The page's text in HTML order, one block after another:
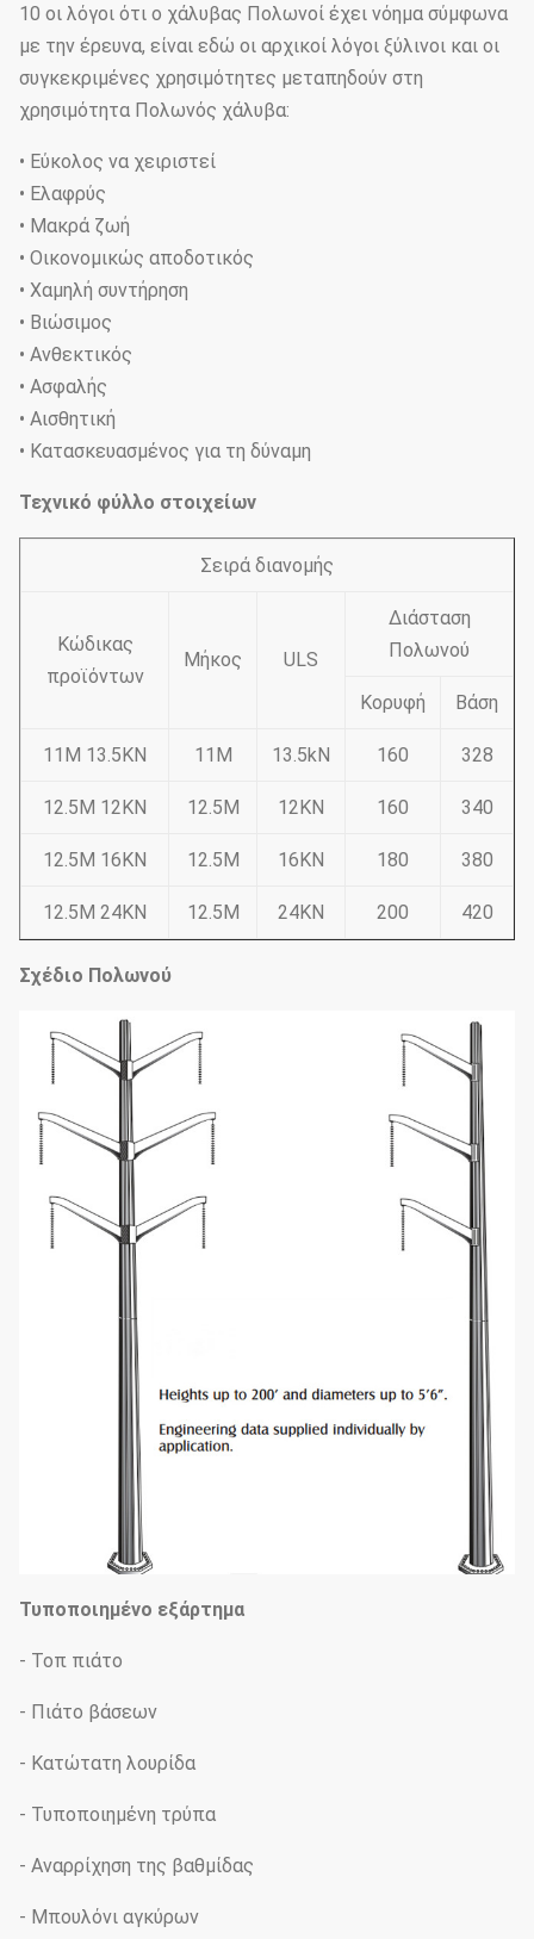
10 οι λόγοι ότι ο χάλυβας Πολωνοί έχει νόημα σύμφωνα
με την έρευνα, είναι εδώ οι αρχικοί λόγοι ξύλινοι και οι
συγκεκριμένες χρησιμότητες μεταπηδούν στη
χρησιμότητα Πολωνός χάλυβα:
• Εύκολος να χειριστεί
• Ελαφρύς
• Μακρά ζωή
• Οικονομικώς αποδοτικός
• Χαμηλή συντήρηση
• Βιώσιμος
• Ανθεκτικός
• Ασφαλής
• Αισθητική
• Κατασκευασμένος για τη δύναμη
Τεχνικό φύλλο στοιχείων
Σειρά διανομής
Κώδικας
προϊόντων
Μήκος ULS
Διάσταση
Πολωνού
Κορυφή Βάση
11M 13.5KN 11M 13.5kN 160 328
12.5M 12KN 12.5M 12KN 160 340
12.5M 16KN 12.5M 16KN 180 380
12.5M 24KN 12.5M 24KN 200 420
Σχέδιο Πολωνού
Τυποποιημένο εξάρτημα
- Τοπ πιάτο
- Πιάτο βάσεων
- Κατώτατη λουρίδα
- Τυποποιημένη τρύπα
- Αναρρίχηση της βαθμίδας
- Μπουλόνι αγκύρων